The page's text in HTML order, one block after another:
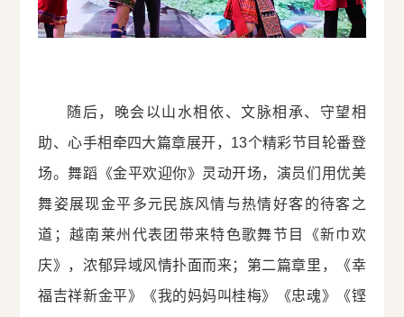
随后，晚会以山水相依、文脉相承、守望相
助、心手相牵四大篇章展开，13个精彩节目轮番登
场。舞蹈《金平欢迎你》灵动开场，演员们用优美
舞姿展现金平多元民族风情与热情好客的待客之
道；越南莱州代表团带来特色歌舞节目《新巾欢
庆》，浓郁异域风情扑面而来；第二篇章里，《幸
福吉祥新金平》《我的妈妈叫桂梅》《忠魂》《铿